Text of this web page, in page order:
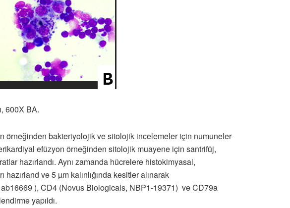
600X BA.
örneğinden bakteriyolojik ve sitolojik incelemeler için numuneler
efüzyon örneğinden sitolojik muayene için santrifüj,
hazırlandı. Aynı zamanda hücrelere histokimyasal,
ve 5 µm kalınlığında kesitler alınarak
), CD4 (Novus Biologicals, NBP1-19371) ve CD79a
yapıldı.